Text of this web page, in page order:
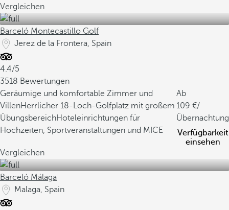
Vergleichen
Barceló Montecastillo Golf
Jerez de la Frontera, Spain
4.4/5
3518 Bewertungen
Geräumige und komfortable Zimmer und
VillenHerrlicher 18-Loch-Golfplatz mit großem
ÜbungsbereichHoteleinrichtungen für
Hochzeiten, Sportveranstaltungen und MICE
Ab
109
/
Übernachtung
Verfügbarkeit
einsehen
Vergleichen
Barceló Málaga
Malaga, Spain